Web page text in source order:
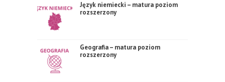
Język niemiecki – matura poziom
rozszerzony
Geografia – matura poziom
rozszerzony